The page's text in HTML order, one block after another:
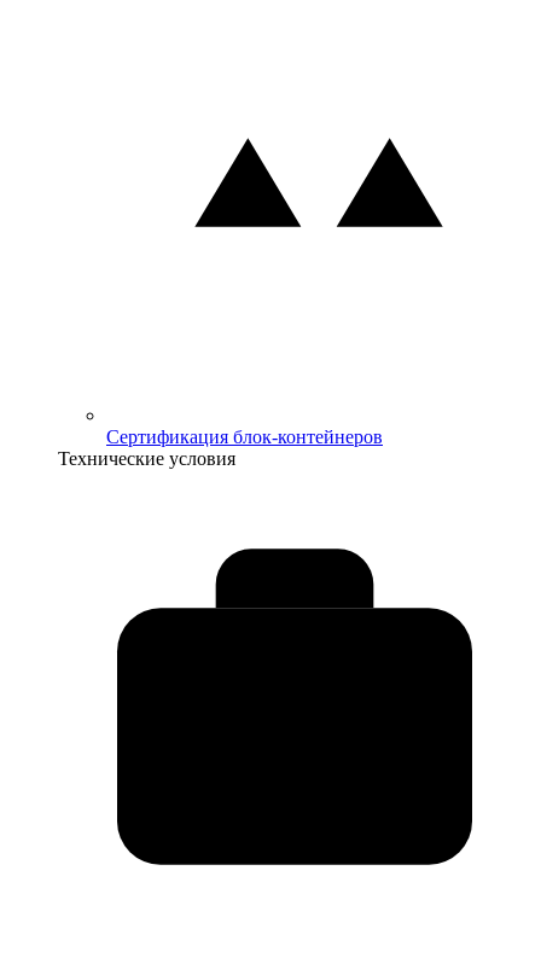
Сертификация блок-контейнеров
Технические условия